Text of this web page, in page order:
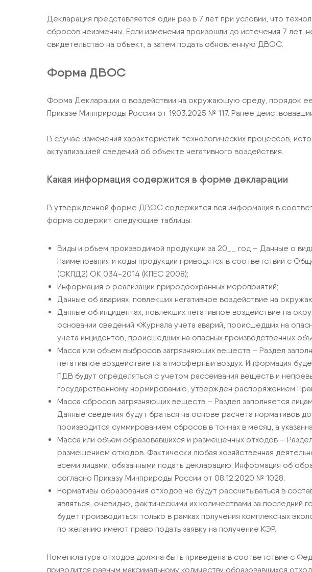
Декларация представляется один раз в 7 лет при условии, что
сбросов неизменны. Если изменения произошли до истечения 7
свидетельство на объект, а затем подать обновленную ДВОС.
Форма ДВОС
Форма Декларации о воздействии на окружающую среду, порядок
Приказе Минприроды России от 19.03.2025 № 117. Ранее
В случае изменения характеристик технологических процессов,
актуализацией сведений об объекте негативного воздействия.
Какая информация содержится в форме декларации
В утвержденной форме ДВОС содержится вся информация в
форма содержит следующие таблицы:
Виды и объем производимой продукции за 20__ год – Данные о
Наименования и коды продукции приводятся в соответствии с
(ОКПД2) ОК 034-2014 (КПЕС 2008);
Информация о реализации природоохранных мероприятий;
Данные об авариях, повлекших негативное воздействие на
Данные об инцидентах, повлекших негативное воздействие на
основании сведений «Журнала учета аварий, происшедших на
учета инцидентов, происшедших на опасных производственных
Масса или объем выбросов загрязняющих веществ – Раздел
негативное воздействие на атмосферный воздух. Информация
ПДВ будут определяться с учетом рассеивания веществ и
государственному нормированию, утвержден распоряжением
Масса сбросов загрязняющих веществ – Раздел заполняется
Данные сведения будут браться на основе расчета нормативов
производится суммированием сбросов в тоннах в месяц, а
Масса или объем образовавшихся и размещенных отходов –
размещением отходов. Фактически любая хозяйственная
всеми лицами, обязанными подать декларацию. Информация об
согласно Приказу Минприроды России от 08.12.2020 № 1028.
Нормативы образования отходов не будут рассчитываться в
являться, очевидно, фактическими их количествами за
будет производиться только в рамках получения комплексных
по желанию имеют право подать заявку на получение КЭР.
Номенклатура отходов должна быть приведена в соответствие с
приводится равным максимальному количеству образовавшихся